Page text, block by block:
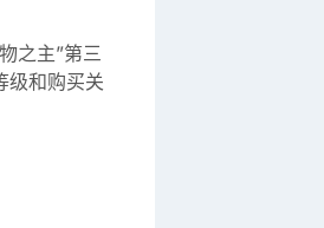
之主”第三
级和购买关